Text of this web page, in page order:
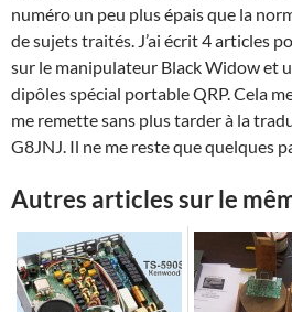
numéro un peu plus épais que la
de sujets traités. J’ai écrit 4 articles
sur le manipulateur Black Widow et
dipôles spécial portable QRP. Cela
me remette sans plus tarder à la
G8JNJ. Il ne me reste que quelques
Autres articles sur le